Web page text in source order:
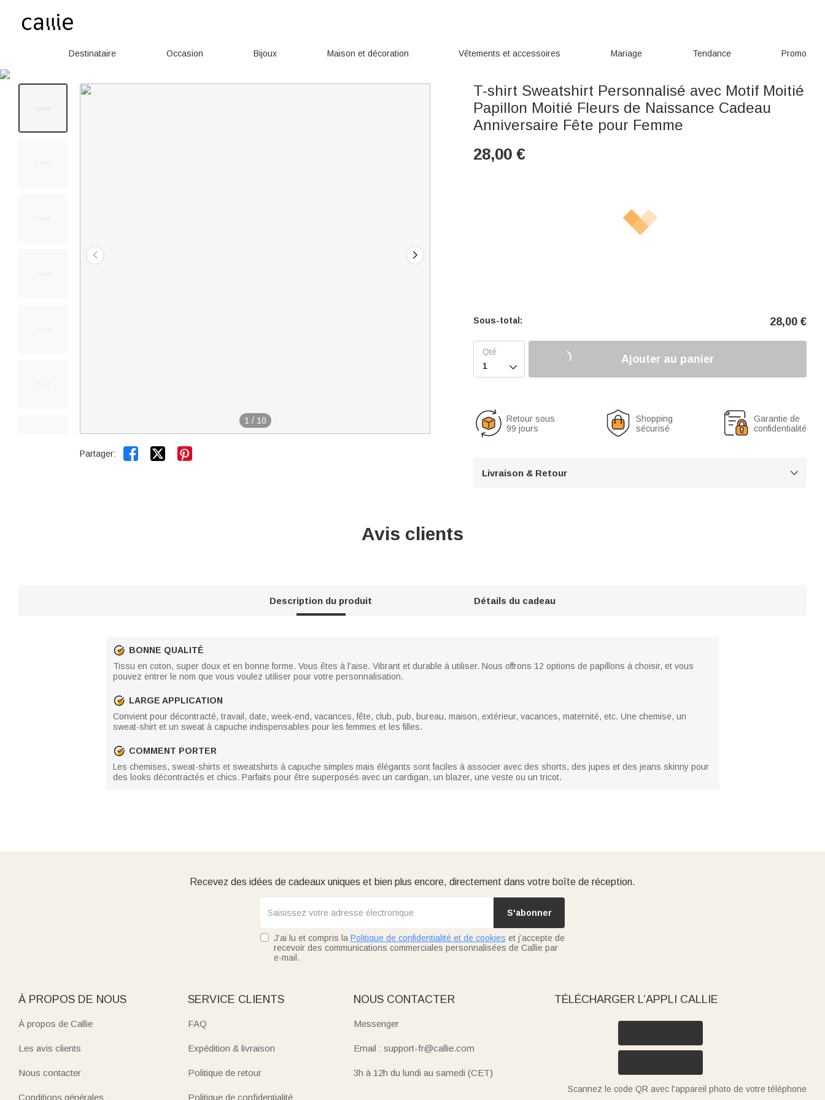
Destinataire Occasion Bijoux Maison et décoration Vêtements et accessoires Mariage Tendance Promo
1 / 10
Partager:  
T-shirt Sweatshirt Personnalisé avec Motif Moitié
Papillon Moitié Fleurs de Naissance Cadeau
Anniversaire Fête pour Femme
28,00 €
Sous-total: 28,00 €

Ajouter au panier
Retour sous
99 jours
Shopping
sécurisé
Garantie de
confidentialité
Livraison & Retour 
Avis clients
Description du produit Détails du cadeau
BONNE QUALITÉ
Tissu en coton, super doux et en bonne forme. Vous êtes à l'aise. Vibrant et durable à utiliser. Nous offrons 12 options de papillons à choisir, et vous
pouvez entrer le nom que vous voulez utiliser pour votre personnalisation.
LARGE APPLICATION
Convient pour décontracté, travail, date, week-end, vacances, fête, club, pub, bureau, maison, extérieur, vacances, maternité, etc. Une chemise, un
sweat-shirt et un sweat à capuche indispensables pour les femmes et les filles.
COMMENT PORTER
Les chemises, sweat-shirts et sweatshirts à capuche simples mais élégants sont faciles à associer avec des shorts, des jupes et des jeans skinny pour
des looks décontractés et chics. Parfaits pour être superposés avec un cardigan, un blazer, une veste ou un tricot.
Recevez des idées de cadeaux uniques et bien plus encore, directement dans votre boîte de réception.
S'abonner
J’ai lu et compris la Politique de confidentialité et de cookies et j’accepte de
recevoir des communications commerciales personnalisées de Callie par
e-mail.
À PROPOS DE NOUS
À propos de Callie
Les avis clients
Nous contacter
Conditions générales
SERVICE CLIENTS
FAQ
Expédition & livraison
Politique de retour
Politique de confidentialité
NOUS CONTACTER
Messenger
Email : support-fr@callie.com
3h à 12h du lundi au samedi (CET)
TÉLÉCHARGER L’APPLI CALLIE
Scannez le code QR avec l'appareil photo de votre téléphone